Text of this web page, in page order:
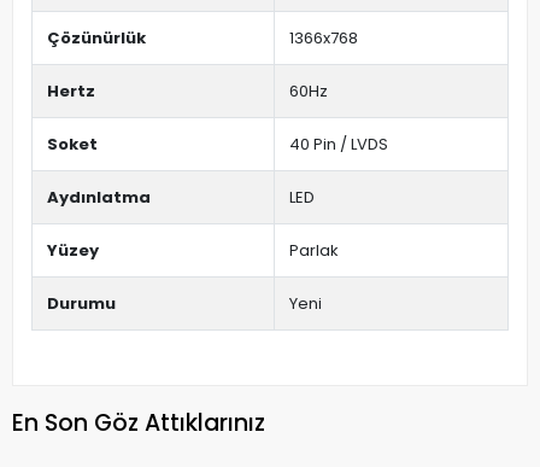
Çözünürlük 1366x768
Hertz 60Hz
Soket 40 Pin / LVDS
Aydınlatma LED
Yüzey Parlak
Durumu Yeni
En Son Göz Attıklarınız